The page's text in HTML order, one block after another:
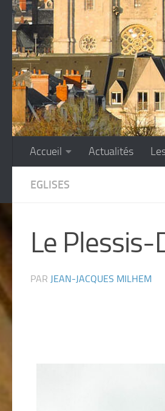
Accueil Actualités
EGLISES
Le Plessis-
PAR JEAN-JACQUES MILHEM